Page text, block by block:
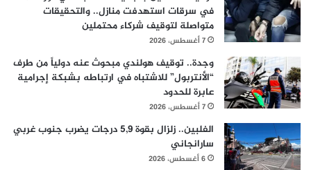
في سرقات استهدفت منازل.. والتحقيقات
متواصلة لتوقيف شركاء محتملين
7 أغسطس، 2026
وجدة.. توقيف هولندي مبحوث عنه دولياً من طرف
“الأنتربول” للاشتباه في ارتباطه بشبكة إجرامية
عابرة للحدود
7 أغسطس، 2026
الفلبين.. زلزال بقوة 5,9 درجات يضرب جنوب غربي
سارانجاني
6 أغسطس، 2026